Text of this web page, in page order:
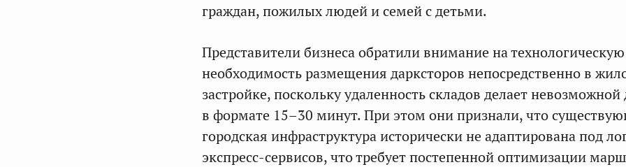
граждан, пожилых людей и семей с детьми.
Представители бизнеса обратили внимание на технологическую
необходимость размещения дарксторов непосредственно в
застройке, поскольку удаленность складов делает невозможной
в формате 15–30 минут. При этом они признали, что
городская инфраструктура исторически не адаптирована под
экспресс-сервисов, что требует постепенной оптимизации